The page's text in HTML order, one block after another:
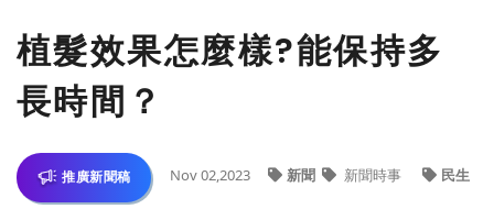
植髮效果怎麼樣?能保持多
長時間？
推廣新聞稿 Nov 02,2023 新聞 新聞時事 民生